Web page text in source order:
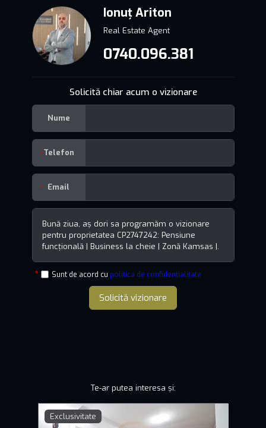
Ionuț Ariton
Real Estate Agent
0740.096.381
Solicită chiar acum o vizionare
Nume
Telefon
Email
Sunt de acord cu politica de confidențialitate
Solicită vizionare
Te-ar putea interesa și:
Exclusivitate